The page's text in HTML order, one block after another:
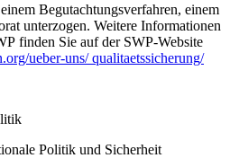
Begutachtungsverfah­ren, einem
unterzogen. Weitere Informationen
finden Sie auf der SWP-Website
ueber-uns/ qualitaetssicherung/
Politik und Sicherheit